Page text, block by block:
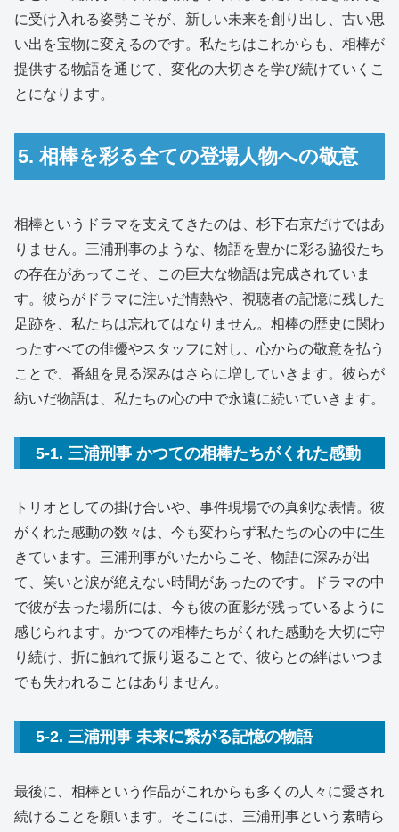
に受け入れる姿勢こそが、新しい未来を創り出し、古い思
い出を宝物に変えるのです。私たちはこれからも、相棒が
提供する物語を通じて、変化の大切さを学び続けていくこ
とになります。
5. 相棒を彩る全ての登場人物への敬意
相棒というドラマを支えてきたのは、杉下右京だけではあ
りません。三浦刑事のような、物語を豊かに彩る脇役たち
の存在があってこそ、この巨大な物語は完成されていま
す。彼らがドラマに注いだ情熱や、視聴者の記憶に残した
足跡を、私たちは忘れてはなりません。相棒の歴史に関わ
ったすべての俳優やスタッフに対し、心からの敬意を払う
ことで、番組を見る深みはさらに増していきます。彼らが
紡いだ物語は、私たちの心の中で永遠に続いていきます。
5-1. 三浦刑事 かつての相棒たちがくれた感動
トリオとしての掛け合いや、事件現場での真剣な表情。彼
がくれた感動の数々は、今も変わらず私たちの心の中に生
きています。三浦刑事がいたからこそ、物語に深みが出
て、笑いと涙が絶えない時間があったのです。ドラマの中
で彼が去った場所には、今も彼の面影が残っているように
感じられます。かつての相棒たちがくれた感動を大切に守
り続け、折に触れて振り返ることで、彼らとの絆はいつま
でも失われることはありません。
5-2. 三浦刑事 未来に繋がる記憶の物語
最後に、相棒という作品がこれからも多くの人々に愛され
続けることを願います。そこには、三浦刑事という素晴ら